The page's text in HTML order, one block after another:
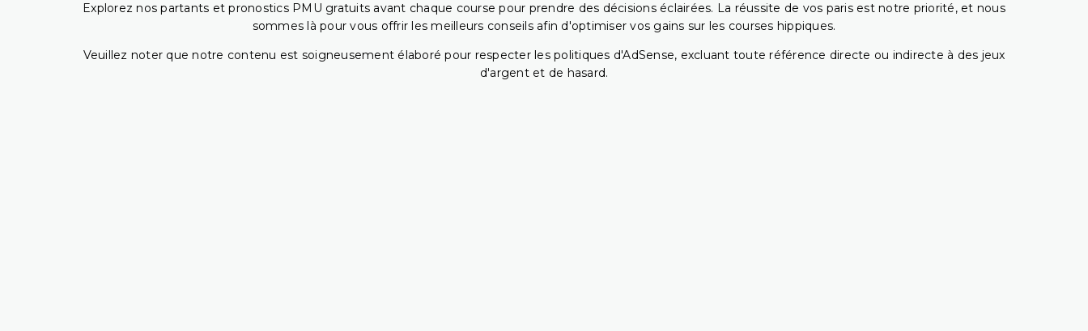
Explorez nos partants et pronostics PMU gratuits avant chaque course pour prendre des décisions éclairées. La réussite de vos paris est notre priorité, et nous
sommes là pour vous offrir les meilleurs conseils afin d'optimiser vos gains sur les courses hippiques.
Veuillez noter que notre contenu est soigneusement élaboré pour respecter les politiques d'AdSense, excluant toute référence directe ou indirecte à des jeux
d'argent et de hasard.